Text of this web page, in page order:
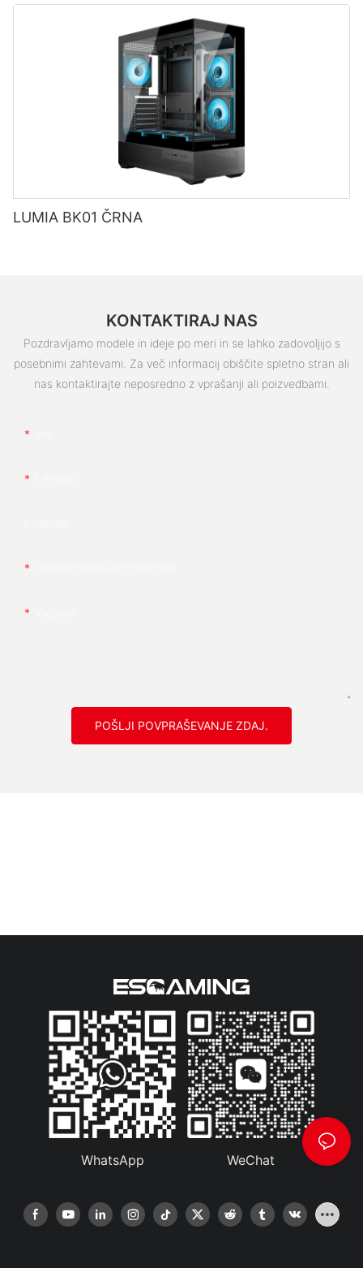
LUMIA BK01 ČRNA
KONTAKTIRAJ NAS
Pozdravljamo modele in ideje po meri in se lahko zadovoljijo s
posebnimi zahtevami. Za več informacij obiščite spletno stran ali
nas kontaktirajte neposredno z vprašanji ali poizvedbami.
POŠLJI POVPRAŠEVANJE ZDAJ.
WhatsApp WeChat